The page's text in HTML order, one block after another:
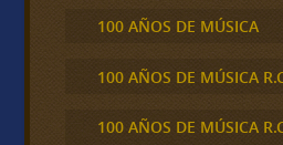
100 AÑOS DE MÚSICA
100 AÑOS DE MÚSICA
100 AÑOS DE MÚSICA